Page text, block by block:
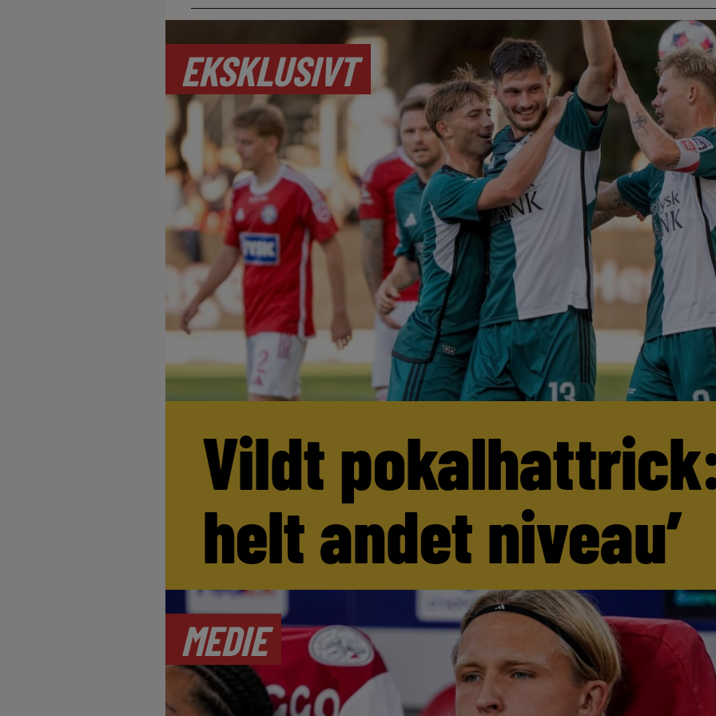
EKSKLUSIVT
Vildt
helt andet niveau’
MEDIE